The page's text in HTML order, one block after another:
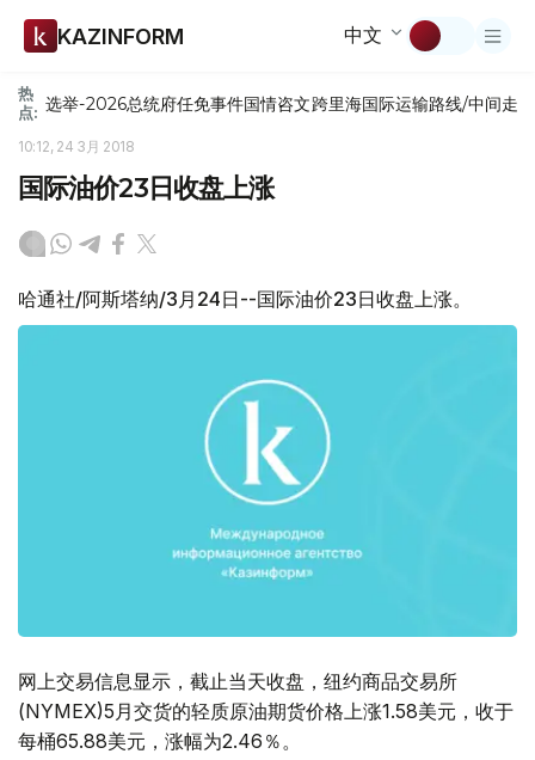
KAZINFORM 中文
热
点: 选举-2026总统府任免事件国情咨文跨里海国际运输路线/中间走廊
10:12, 24 3月 2018
国际油价23日收盘上涨
哈通社/阿斯塔纳/3月24日--国际油价23日收盘上涨。
网上交易信息显示，截止当天收盘，纽约商品交易所
(NYMEX)5月交货的轻质原油期货价格上涨1.58美元，收于
每桶65.88美元，涨幅为2.46％。